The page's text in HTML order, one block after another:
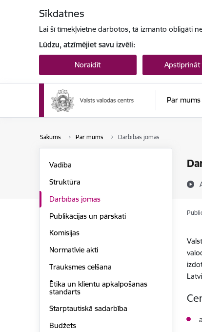
Sīkdatnes
Lai šī tīmekļvietne darbotos, tā izmanto obligāti
Lūdzu, atzīmējiet savu izvēli:
Noraidīt Apstiprināt
Par mums
Sākums Par mums Darbības jomas
Vadība
Struktūra
Darbības jomas
Publikācijas un pārskati
Komisijas
Normatīvie akti
Trauksmes celšana
Ētika un klientu apkalpošanas
standarts
Starptautiskā sadarbība
Budžets